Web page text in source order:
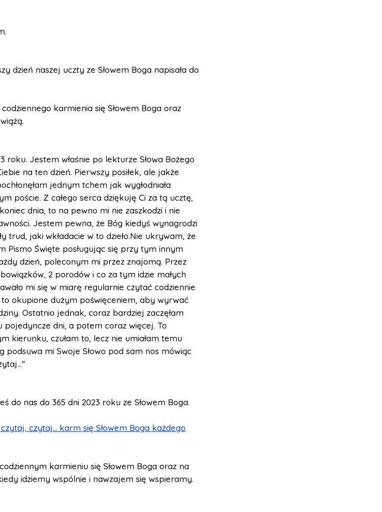
dzień naszej uczty ze Słowem Boga napisała do
karmienia się Słowem Boga oraz
roku. Jestem właśnie po lekturze Słowa Bożego
na ten dzień. Pierwszy posiłek, ale jakże
jednym tchem jak wygłodniała
poście. Z całego serca dziękuję Ci za tą ucztę,
dnia, to na pewno mi nie zaszkodzi i nie
Jestem pewna, że Bóg kiedyś wynagrodzi
trud, jaki wkładacie w to dzieło.Nie ukrywam, że
Pismo Święte posługując się przy tym innym
dzień, poleconym mi przez znajomą. Przez
2 porodów i co za tym idzie małych
mi się w miarę regularnie czytać codziennie
to okupione dużym poświęceniem, aby wyrwać
Ostatnio jednak, coraz bardziej zaczęłam
pojedyncze dni, a potem coraz więcej. To
kierunku, czułam to, lecz nie umiałam temu
podsuwa mi Swoje Słowo pod sam nos mówiąc
do nas do 365 dni 2023 roku ze Słowem Boga.
czytaj... karm się Słowem Boga każdego
karmieniu się Słowem Boga oraz na
idziemy wspólnie i nawzajem się wspieramy.